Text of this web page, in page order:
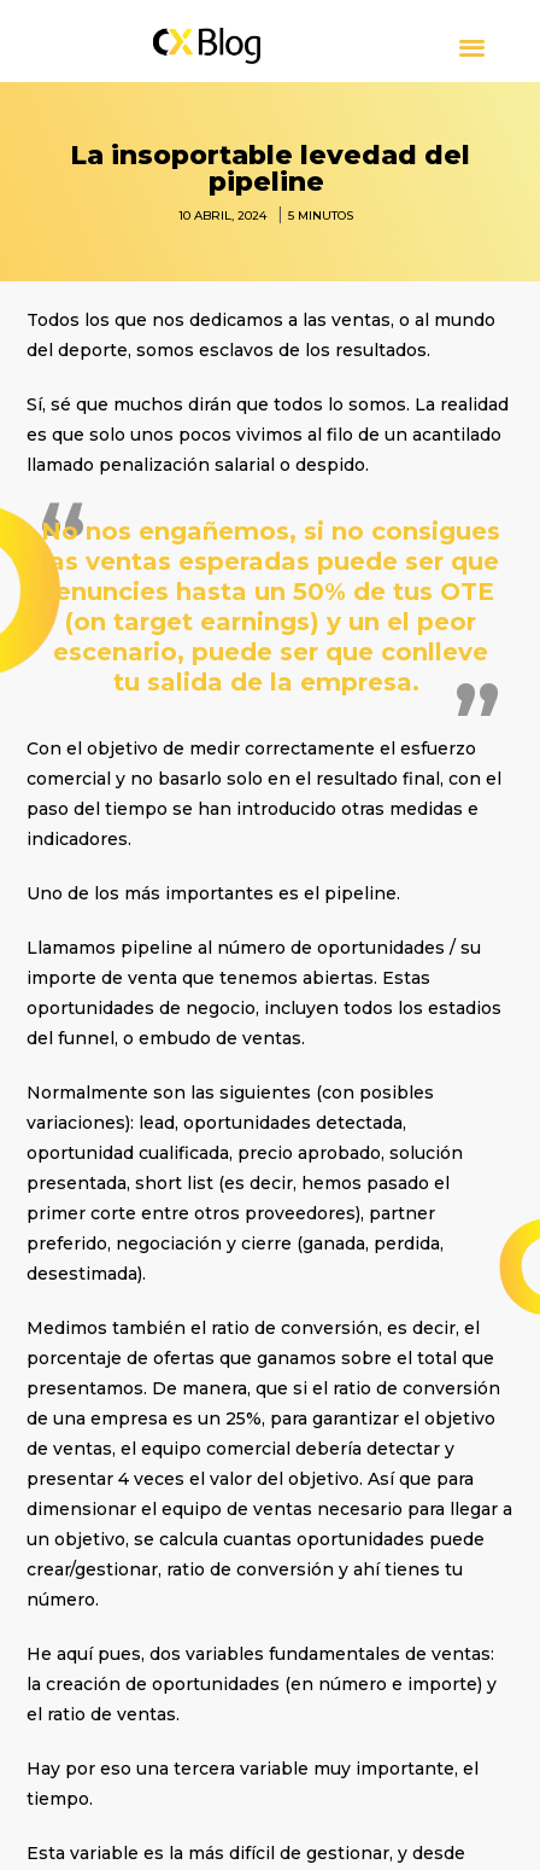
La insoportable levedad del
pipeline
10 ABRIL, 2024 5 MINUTOS
Todos los que nos dedicamos a las ventas, o al mundo
del deporte, somos esclavos de los resultados.
Sí, sé que muchos dirán que todos lo somos. La realidad
es que solo unos pocos vivimos al filo de un acantilado
llamado penalización salarial o despido.
No nos engañemos, si no consigues
las ventas esperadas puede ser que
renuncies hasta un 50% de tus OTE
(on target earnings) y un el peor
escenario, puede ser que conlleve
tu salida de la empresa.
Con el objetivo de medir correctamente el esfuerzo
comercial y no basarlo solo en el resultado final, con el
paso del tiempo se han introducido otras medidas e
indicadores.
Uno de los más importantes es el pipeline.
Llamamos pipeline al número de oportunidades / su
importe de venta que tenemos abiertas. Estas
oportunidades de negocio, incluyen todos los estadios
del funnel, o embudo de ventas.
Normalmente son las siguientes (con posibles
variaciones): lead, oportunidades detectada,
oportunidad cualificada, precio aprobado, solución
presentada, short list (es decir, hemos pasado el
primer corte entre otros proveedores), partner
preferido, negociación y cierre (ganada, perdida,
desestimada).
Medimos también el ratio de conversión, es decir, el
porcentaje de ofertas que ganamos sobre el total que
presentamos. De manera, que si el ratio de conversión
de una empresa es un 25%, para garantizar el objetivo
de ventas, el equipo comercial debería detectar y
presentar 4 veces el valor del objetivo. Así que para
dimensionar el equipo de ventas necesario para llegar a
un objetivo, se calcula cuantas oportunidades puede
crear/gestionar, ratio de conversión y ahí tienes tu
número.
He aquí pues, dos variables fundamentales de ventas:
la creación de oportunidades (en número e importe) y
el ratio de ventas.
Hay por eso una tercera variable muy importante, el
tiempo.
Esta variable es la más difícil de gestionar, y desde